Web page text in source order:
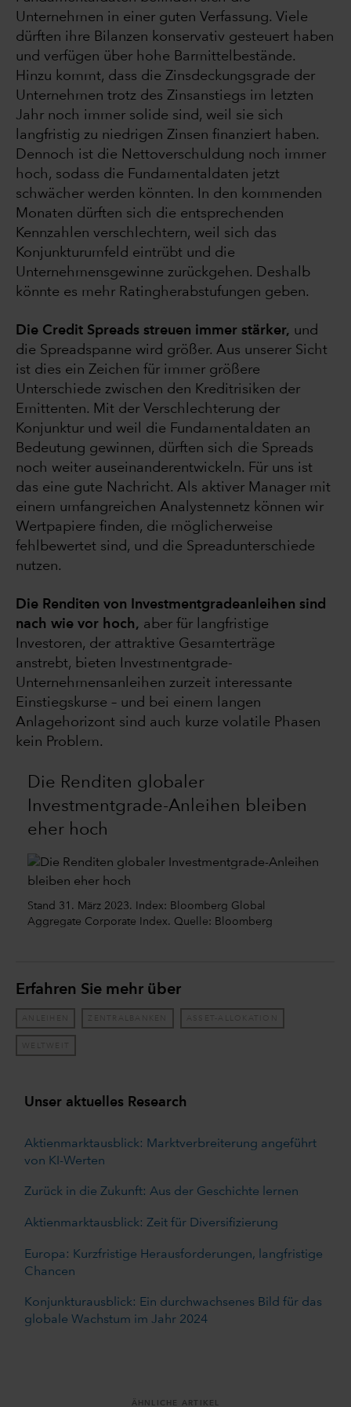
Unternehmen in einer guten Verfassung. Viele
dürften ihre Bilanzen konservativ gesteuert haben
und verfügen über hohe Barmittelbestände.
Hinzu kommt, dass die Zinsdeckungsgrade der
Unternehmen trotz des Zinsanstiegs im letzten
Jahr noch immer solide sind, weil sie sich
langfristig zu niedrigen Zinsen finanziert haben.
Dennoch ist die Nettoverschuldung noch immer
hoch, sodass die Fundamentaldaten jetzt
schwächer werden könnten. In den kommenden
Monaten dürften sich die entsprechenden
Kennzahlen verschlechtern, weil sich das
Konjunkturumfeld eintrübt und die
Unternehmensgewinne zurückgehen. Deshalb
könnte es mehr Ratingherabstufungen geben.
Die Credit Spreads streuen immer stärker, und
die Spreadspanne wird größer. Aus unserer Sicht
ist dies ein Zeichen für immer größere
Unterschiede zwischen den Kreditrisiken der
Emittenten. Mit der Verschlechterung der
Konjunktur und weil die Fundamentaldaten an
Bedeutung gewinnen, dürften sich die Spreads
noch weiter auseinanderentwickeln. Für uns ist
das eine gute Nachricht. Als aktiver Manager mit
einem umfangreichen Analystennetz können wir
Wertpapiere finden, die möglicherweise
fehlbewertet sind, und die Spreadunterschiede
nutzen.
Die Renditen von Investmentgradeanleihen sind
nach wie vor hoch, aber für langfristige
Investoren, der attraktive Gesamterträge
anstrebt, bieten Investmentgrade-
Unternehmensanleihen zurzeit interessante
Einstiegskurse – und bei einem langen
Anlagehorizont sind auch kurze volatile Phasen
kein Problem.
Die Renditen globaler
Investmentgrade-Anleihen bleiben
eher hoch
Stand 31. März 2023. Index: Bloomberg Global
Aggregate Corporate Index. Quelle: Bloomberg
Erfahren Sie mehr über
ANLEIHEN ZENTRALBANKEN ASSET-ALLOKATION
WELTWEIT
Unser aktuelles Research
Aktienmarktausblick: Marktverbreiterung angeführt
von KI-Werten
Zurück in die Zukunft: Aus der Geschichte lernen
Aktienmarktausblick: Zeit für Diversifizierung
Europa: Kurzfristige Herausforderungen, langfristige
Chancen
Konjunkturausblick: Ein durchwachsenes Bild für das
globale Wachstum im Jahr 2024
ÄHNLICHE ARTIKEL